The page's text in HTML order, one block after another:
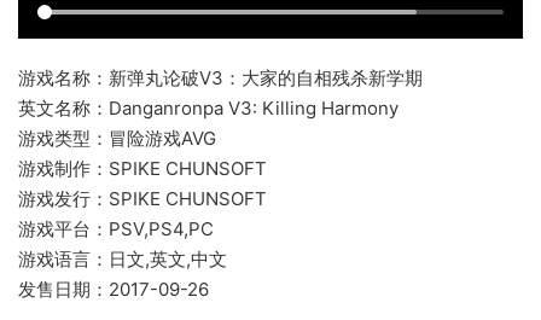
游戏名称：新弹丸论破V3：大家的自相残杀新学期
英文名称：Danganronpa V3: Killing Harmony
游戏类型：冒险游戏AVG
游戏制作：SPIKE CHUNSOFT
游戏发行：SPIKE CHUNSOFT
游戏平台：PSV,PS4,PC
游戏语言：日文,英文,中文
发售日期：2017-09-26